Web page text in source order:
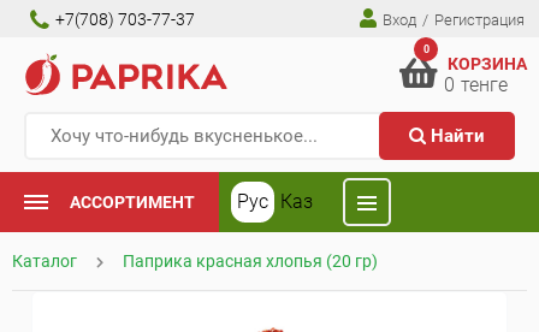
+7(708) 703-77-37 Вход / Регистрация
Найти
0
КОРЗИНА
0 тенге
АССОРТИМЕНТ Рус Каз
Каталог Паприка красная хлопья (20 гр)